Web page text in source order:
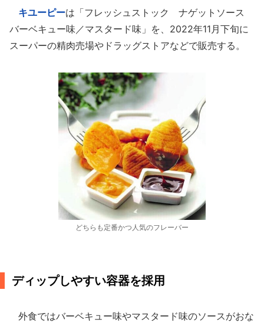
キユーピーは「フレッシュストック ナゲットソース
バーベキュー味／マスタード味」を、2022年11月下旬に
スーパーの精肉売場やドラッグストアなどで販売する。
どちらも定番かつ人気のフレーバー
ディップしやすい容器を採用
外食ではバーベキュー味やマスタード味のソースがおな